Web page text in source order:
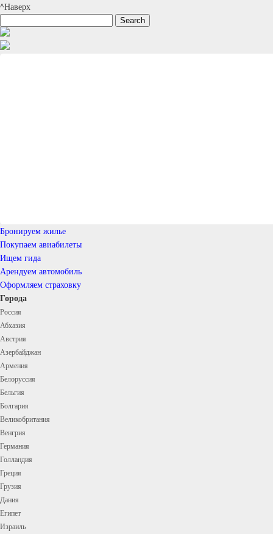
^Наверх
Бронируем жилье
Покупаем авиабилеты
Ищем гида
Арендуем автомобиль
Оформляем страховку
Города
Россия
Абхазия
Австрия
Азербайджан
Армения
Белоруссия
Бельгия
Болгария
Великобритания
Венгрия
Германия
Голландия
Греция
Грузия
Дания
Египет
Израиль